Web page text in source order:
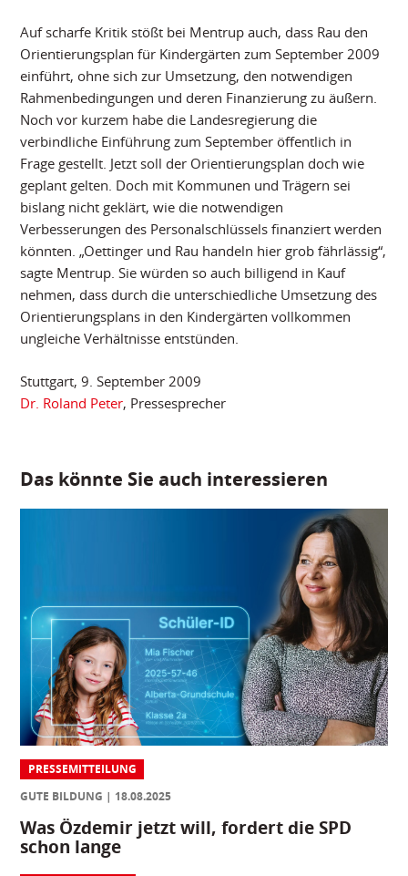
Auf scharfe Kritik stößt bei Mentrup auch, dass Rau den
Orientierungsplan für Kindergärten zum September 2009
einführt, ohne sich zur Umsetzung, den notwendigen
Rahmenbedingungen und deren Finanzierung zu äußern.
Noch vor kurzem habe die Landesregierung die
verbindliche Einführung zum September öffentlich in
Frage gestellt. Jetzt soll der Orientierungsplan doch wie
geplant gelten. Doch mit Kommunen und Trägern sei
bislang nicht geklärt, wie die notwendigen
Verbesserungen des Personalschlüssels finanziert werden
könnten. „Oettinger und Rau handeln hier grob fährlässig“,
sagte Mentrup. Sie würden so auch billigend in Kauf
nehmen, dass durch die unterschiedliche Umsetzung des
Orientierungsplans in den Kindergärten vollkommen
ungleiche Verhältnisse entstünden.
Stuttgart, 9. September 2009
Dr. Roland Peter, Pressesprecher
Das könnte Sie auch interessieren
PRESSEMITTEILUNG
GUTE BILDUNG
18.08.2025
Was Özdemir jetzt will, fordert die SPD
schon lange